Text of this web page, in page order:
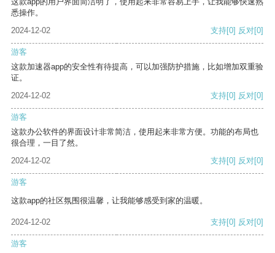
悉操作。
2024-12-02
支持[0] 反对[0]
游客
这款加速器app的安全性有待提高，可以加强防护措施，比如增加双重验
证。
2024-12-02
支持[0] 反对[0]
游客
这款办公软件的界面设计非常简洁，使用起来非常方便。功能的布局也
很合理，一目了然。
2024-12-02
支持[0] 反对[0]
游客
这款app的社区氛围很温馨，让我能够感受到家的温暖。
2024-12-02 支持[0] 反对[0]
游客